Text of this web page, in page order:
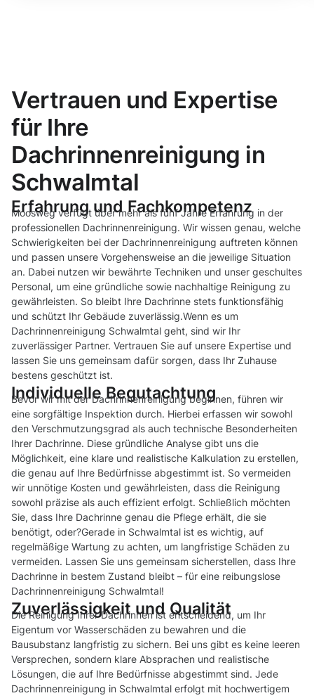
Vertrauen und Expertise
für Ihre
Dachrinnenreinigung in
Schwalmtal
Erfahrung und Fachkompetenz
Moosweg verfügt über mehr als fünf Jahre Erfahrung in der
professionellen Dachrinnenreinigung. Wir wissen genau, welche
Schwierigkeiten bei der Dachrinnenreinigung auftreten können
und passen unsere Vorgehensweise an die jeweilige Situation
an. Dabei nutzen wir bewährte Techniken und unser geschultes
Personal, um eine gründliche sowie nachhaltige Reinigung zu
gewährleisten. So bleibt Ihre Dachrinne stets funktionsfähig
und schützt Ihr Gebäude zuverlässig.Wenn es um
Dachrinnenreinigung Schwalmtal geht, sind wir Ihr
zuverlässiger Partner. Vertrauen Sie auf unsere Expertise und
lassen Sie uns gemeinsam dafür sorgen, dass Ihr Zuhause
bestens geschützt ist.
Individuelle Begutachtung
Bevor wir mit der Dachrinnenreinigung beginnen, führen wir
eine sorgfältige Inspektion durch. Hierbei erfassen wir sowohl
den Verschmutzungsgrad als auch technische Besonderheiten
Ihrer Dachrinne. Diese gründliche Analyse gibt uns die
Möglichkeit, eine klare und realistische Kalkulation zu erstellen,
die genau auf Ihre Bedürfnisse abgestimmt ist. So vermeiden
wir unnötige Kosten und gewährleisten, dass die Reinigung
sowohl präzise als auch effizient erfolgt. Schließlich möchten
Sie, dass Ihre Dachrinne genau die Pflege erhält, die sie
benötigt, oder?Gerade in Schwalmtal ist es wichtig, auf
regelmäßige Wartung zu achten, um langfristige Schäden zu
vermeiden. Lassen Sie uns gemeinsam sicherstellen, dass Ihre
Dachrinne in bestem Zustand bleibt – für eine reibungslose
Dachrinnenreinigung Schwalmtal!
Zuverlässigkeit und Qualität
Die Reinigung Ihrer Dachrinnen ist entscheidend, um Ihr
Eigentum vor Wasserschäden zu bewahren und die
Bausubstanz langfristig zu sichern. Bei uns gibt es keine leeren
Versprechen, sondern klare Absprachen und realistische
Lösungen, die auf Ihre Bedürfnisse abgestimmt sind. Jede
Dachrinnenreinigung in Schwalmtal erfolgt mit hochwertigem